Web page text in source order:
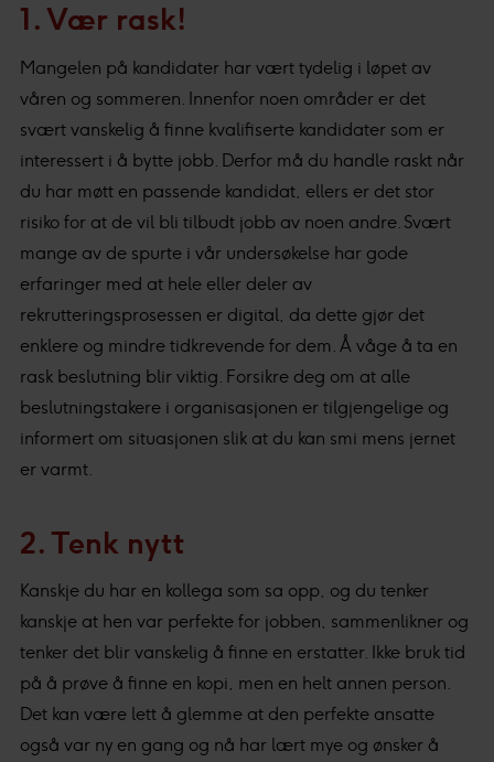
1. Vær rask!
Mangelen på kandidater har vært tydelig i løpet av
våren og sommeren. Innenfor noen områder er det
svært vanskelig å finne kvalifiserte kandidater som er
interessert i å bytte jobb. Derfor må du handle raskt når
du har møtt en passende kandidat, ellers er det stor
risiko for at de vil bli tilbudt jobb av noen andre. Svært
mange av de spurte i vår undersøkelse har gode
erfaringer med at hele eller deler av
rekrutteringsprosessen er digital, da dette gjør det
enklere og mindre tidkrevende for dem. Å våge å ta en
rask beslutning blir viktig. Forsikre deg om at alle
beslutningstakere i organisasjonen er tilgjengelige og
informert om situasjonen slik at du kan smi mens jernet
er varmt.
2. Tenk nytt
Kanskje du har en kollega som sa opp, og du tenker
kanskje at hen var perfekte for jobben, sammenlikner og
tenker det blir vanskelig å finne en erstatter. Ikke bruk tid
på å prøve å finne en kopi, men en helt annen person.
Det kan være lett å glemme at den perfekte ansatte
også var ny en gang og nå har lært mye og ønsker å